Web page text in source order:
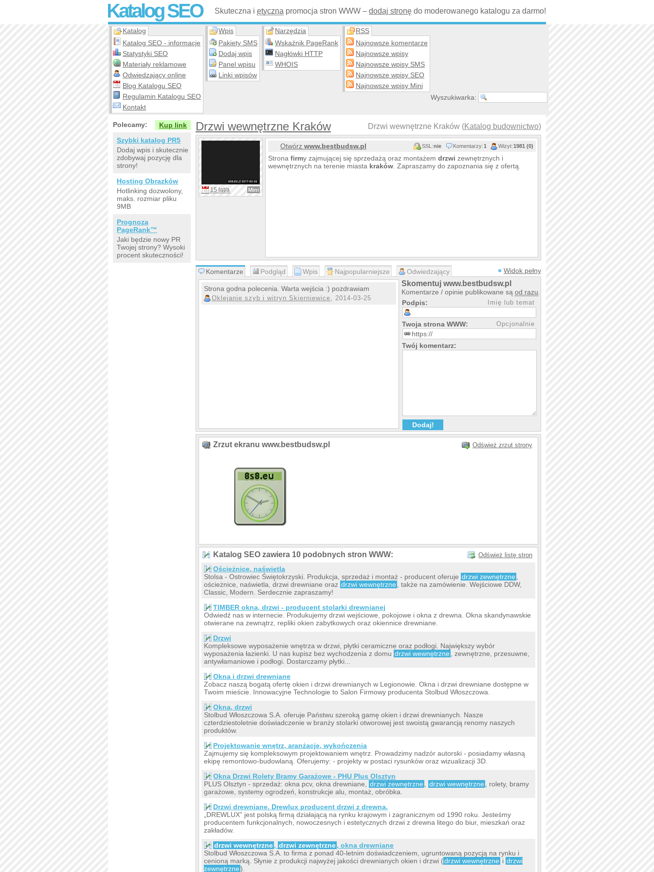
Katalog SEO Skuteczna i etyczna promocja stron WWW – dodaj stronę do moderowanego katalogu za darmo!
Katalog
Katalog SEO - informacje
Statystyki SEO
Materiały reklamowe
Odwiedzający online
Blog Katalogu SEO
Regulamin Katalogu SEO
Kontakt
Wpis
Pakiety SMS
Dodaj wpis
Panel wpisu
Linki wpisów
Narzędzia
Wskaźnik PageRank
Nagłówki HTTP
WHOIS
RSS
Najnowsze komentarze
Najnowsze wpisy
Najnowsze wpisy SMS
Najnowsze wpisy SEO
Najnowsze wpisy Mini
Wyszukiwarka:
Drzwi wewnętrzne Kraków Drzwi wewnętrzne Kraków (Katalog budownictwo)
15 lat/a Mini
Otwórz www.bestbudsw.pl SSL:nie Komentarzy:1 Wizyt:1981 (0)
Strona firmy zajmującej się sprzedażą oraz montażem drzwi zewnętrznych i
wewnętrznych na terenie miasta kraków . Zapraszamy do zapoznania się z ofertą.
Komentarze Podgląd Wpis Najpopularniejsze Odwiedzający Widok pełny
Strona godna polecenia. Warta wejścia :) pozdrawiam
Oklejanie szyb i witryn Skierniewice, 2014-03-25
Skomentuj www.bestbudsw.pl
Komentarze / opinie publikowane są od razu
Podpis:
Imię lub temat
Twoja strona WWW: Opcjonalnie
Twój komentarz:
Zrzut ekranu www.bestbudsw.pl Odśwież zrzut strony
Katalog SEO zawiera 10 podobnych stron WWW: Odśwież listę stron
Ościeżnice, naświetla
Stolsa - Ostrowiec Świętokrzyski. Produkcja, sprzedaż i montaż - producent oferuje drzwi zewnętrzne
ościeżnice, naświetla, drzwi drewniane oraz drzwi wewnętrzne
, także na zamówienie. Wejściowe DDW,
Classic, Modern. Serdecznie zapraszamy!
TIMBER okna, drzwi - producent stolarki drewnianej
Odwiedź nas w internecie. Produkujemy drzwi wejściowe, pokojowe i okna z drewna. Okna skandynawskie
otwierane na zewnątrz, repliki okien zabytkowych oraz okiennice drewniane.
Drzwi
Kompleksowe wyposażenie wnętrza w drzwi, płytki ceramiczne oraz podłogi. Największy wybór
wyposażenia łazienki. U nas kupisz bez wychodzenia z domu drzwi wewnętrzne
, zewnętrzne, przesuwne,
antywłamaniowe i podłogi. Dostarczamy płytki...
Okna i drzwi drewniane
Zobacz naszą bogatą ofertę okien i drzwi drewnianych w Legionowie. Okna i drzwi drewniane dostępne w
Twoim mieście. Innowacyjne Technologie to Salon Firmowy producenta Stolbud Włoszczowa.
Okna, drzwi
Stolbud Włoszczowa S.A. oferuje Państwu szeroką gamę okien i drzwi drewnianych. Nasze
czterdziestoletnie doświadczenie w branży stolarki otworowej jest swoistą gwarancją renomy naszych
produktów.
Projektowanie wnętrz, aranżacje, wykończenia
Zajmujemy się kompleksowym projektowaniem wnętrz. Prowadzimy nadzór autorski - posiadamy własną
ekipę remontowo-budowlaną. Oferujemy: - projekty w postaci rysunków oraz wizualizacji 3D.
Okna Drzwi Rolety Bramy Garażowe - PHU Plus Olsztyn
PLUS Olsztyn - sprzedaż: okna pcv, okna drewniane,
drzwi zewnętrzne drzwi wewnętrzne
, rolety, bramy
garażowe, systemy ogrodzeń, konstrukcje alu, montaż, obróbka.
Drzwi drewniane. Drewlux producent drzwi z drewna.
„DREWLUX” jest polską firmą działającą na rynku krajowym i zagranicznym od 1990 roku. Jesteśmy
producentem funkcjonalnych, nowoczesnych i estetycznych drzwi z drewna litego do biur, mieszkań oraz
zakładów.
drzwi wewnętrzne, drzwi zewnętrzne, okna drewniane
Stolbud Włoszczowa S.A. to firma z ponad 40-letnim doświadczeniem, ugruntowaną pozycją na rynku i
cenioną marką. Słynie z produkcji najwyżej jakości drewnianych okien i drzwi (drzwi wewnętrzne i drzwi
zewnętrzne).
Polecamy:
Kup link
Szybki katalog PR5
Dodaj wpis i skutecznie
zdobywaj pozycję dla
strony!
Hosting Obrazków
Hotlinking dozwolony,
maks. rozmiar pliku
9MB
Prognoza
PageRank™
Jaki będzie nowy PR
Twojej strony? Wysoki
procent skuteczności!